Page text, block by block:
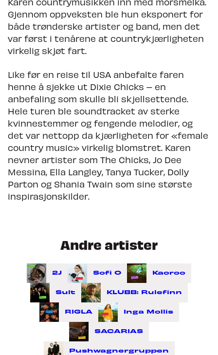
Gjennom oppveksten ble hun eksponert for
både trønderske artister og band, men det
var først i tenårene at countrykjærligheten
virkelig skjøt fart.
Like før en reise til USA anbefalte faren
henne å sjekke ut Dixie Chicks – en
anbefaling som skulle bli skjellsettende.
Hele turen ble soundtracket av sterke
kvinnestemmer og fengende melodier, og
det var nettopp da kjærligheten for «female
country music» virkelig blomstret. Karen
nevner artister som The Chicks, Jo Dee
Messina, Ella Langley, Tanya Tucker, Dolly
Parton og Shania Twain som sine største
inspirasjonskilder.
Andre artister
2J Sofi O Kaoroo
Sult KLUBB: Rulefinn
RIGLA Inga Mollis
SACARIAS
Pushwagnergruppen